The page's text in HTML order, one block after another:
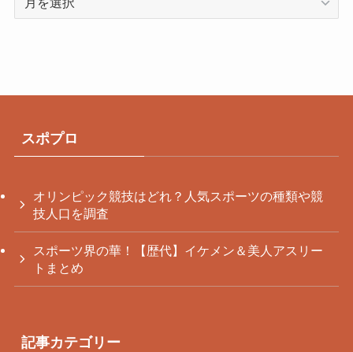
スポプロ
オリンピック競技はどれ？人気スポーツの種類や競
技人口を調査
スポーツ界の華！【歴代】イケメン＆美人アスリー
トまとめ
記事カテゴリー